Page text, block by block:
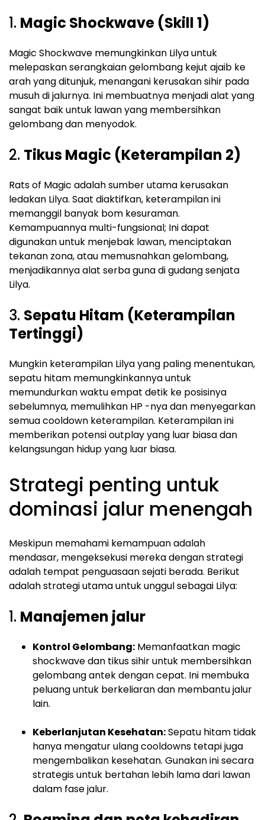
1. Magic Shockwave (Skill 1)
Magic Shockwave memungkinkan Lilya untuk
melepaskan serangkaian gelombang kejut ajaib ke
arah yang ditunjuk, menangani kerusakan sihir pada
musuh di jalurnya. Ini membuatnya menjadi alat yang
sangat baik untuk lawan yang membersihkan
gelombang dan menyodok.
2. Tikus Magic (Keterampilan 2)
Rats of Magic adalah sumber utama kerusakan
ledakan Lilya. Saat diaktifkan, keterampilan ini
memanggil banyak bom kesuraman.
Kemampuannya multi-fungsional; Ini dapat
digunakan untuk menjebak lawan, menciptakan
tekanan zona, atau memusnahkan gelombang,
menjadikannya alat serba guna di gudang senjata
Lilya.
3. Sepatu Hitam (Keterampilan
Tertinggi)
Mungkin keterampilan Lilya yang paling menentukan,
sepatu hitam memungkinkannya untuk
memundurkan waktu empat detik ke posisinya
sebelumnya, memulihkan HP -nya dan menyegarkan
semua cooldown keterampilan. Keterampilan ini
memberikan potensi outplay yang luar biasa dan
kelangsungan hidup yang luar biasa.
Strategi penting untuk
dominasi jalur menengah
Meskipun memahami kemampuan adalah
mendasar, mengeksekusi mereka dengan strategi
adalah tempat penguasaan sejati berada. Berikut
adalah strategi utama untuk unggul sebagai Lilya:
1. Manajemen jalur
Kontrol Gelombang: Memanfaatkan magic
shockwave dan tikus sihir untuk membersihkan
gelombang antek dengan cepat. Ini membuka
peluang untuk berkeliaran dan membantu jalur
lain.
Keberlanjutan Kesehatan:Sepatu hitam tidak
hanya mengatur ulang cooldowns tetapi juga
mengembalikan kesehatan. Gunakan ini secara
strategis untuk bertahan lebih lama dari lawan
dalam fase jalur.